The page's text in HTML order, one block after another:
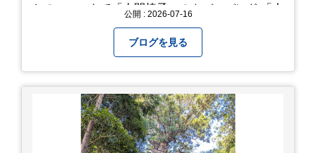
とのユニットで「人間椅子」のカバーバンド 「人
画にしており、娘のファンからもアップしてくれ
ッ！」とされているので ここだけの公開としま
す。 非常に暑苦しいのでご観覧される方は、ご注
意くださいませ。 では、熱中症に気を付けて、お
過ごしください。
https://youtu.be/QWVP8qzpsUE
公開 : 2026-07-16
ブログを見る